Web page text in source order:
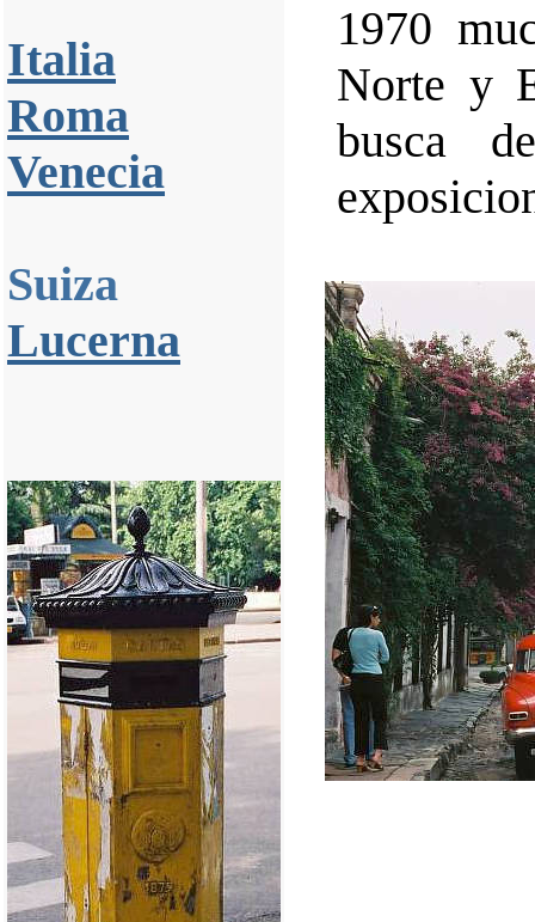
Italia
Roma
Venecia
Suiza
Lucerna
1970
Norte y
busca